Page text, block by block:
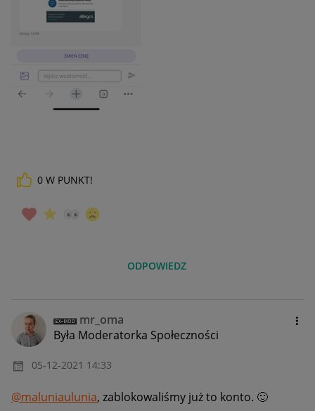
0 W PUNKT!
ODPOWIEDZ
mr_oma
Była Moderatorka Społeczności
‎05-12-2021 14:33
@maluniaulunia, zablokowaliśmy już to konto. 🙂